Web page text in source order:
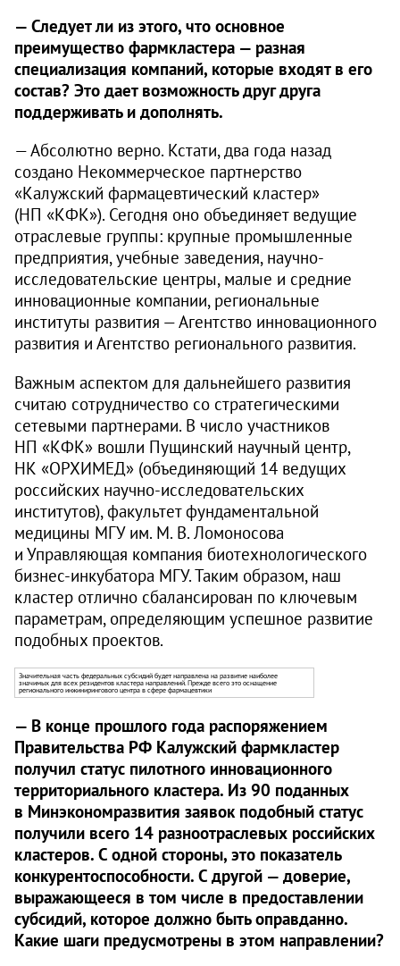
— Следует ли из этого, что основное
преимущество фармкластера — разная
специализация компаний, которые входят в его
состав? Это дает возможность друг друга
поддерживать и дополнять.
— Абсолютно верно. Кстати, два года назад
создано Некоммерческое партнерство
«Калужский фармацевтический кластер»
(НП «КФК»). Сегодня оно объединяет ведущие
отраслевые группы: крупные промышленные
предприятия, учебные заведения, научно-
исследовательские центры, малые и средние
инновационные компании, региональные
институты развития — Агентство инновационного
развития и Агентство регионального развития.
Важным аспектом для дальнейшего развития
считаю сотрудничество со стратегическими
сетевыми партнерами. В число участников
НП «КФК» вошли Пущинский научный центр,
НК «ОРХИМЕД» (объ­единяющий 14 ведущих
российских научно-исследовательских
институтов), факультет фундаментальной
медицины МГУ им. М. В. Ломоносова
и Управляющая компания биотехнологического
бизнес-инкубатора МГУ. Таким образом, наш
кластер отлично сбалансирован по ключевым
парамет­рам, определяющим успешное развитие
подобных проектов.
Значительная часть федеральных субсидий будет направлена на развитие наиболее
значимых для всех резидентов кластера направлений. Прежде всего это оснащение
регионального инжинирингового центра в сфере фармацевтики
— В конце прошлого года распоряжением
Правительства РФ Калужский фармкластер
получил статус пилотного инновационного
территориального кластера. Из 90 поданных
в Минэкономразвития заявок подобный статус
получили всего 14 разноотраслевых российских
кластеров. С одной стороны, это показатель
конкурентоспособности. С другой — доверие,
выражающееся в том числе в предоставлении
субсидий, которое должно быть оправданно.
Какие шаги предусмотрены в этом направлении?